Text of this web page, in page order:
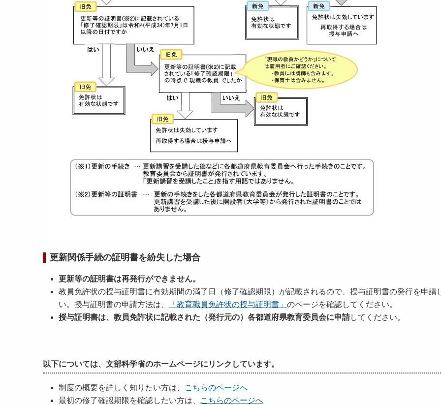
更新関係手続の証明書を紛失した場合
更新等の証明書は再発行ができません。
教員免許状の授与証明書に有効期間の満了日（修了確認期限）が記載されるので、授与証明書の発行を申請
い。授与証明書の申請方法は、
「教育職員免許状の授与証明書」 のページを確認してください。
授与証明書は、教員免許状に記載された（発行元の）各都道府県教育委員会に申請してください。
以下については、文部科学省のホームページにリンクしています。
制度の概要を詳しく知りたい方は、
こちらのページへ
最初の修了確認期限を確認したい方は、
こちらのページへ